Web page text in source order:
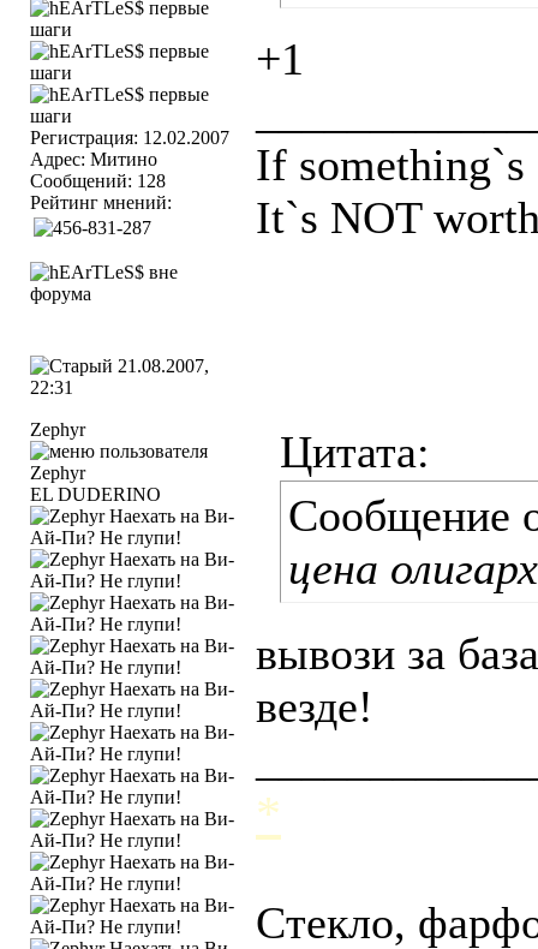
Регистрация: 12.02.2007
Адрес: Митино
Сообщений: 128
Рейтинг мнений:
+1
If
It`s NOT
21.08.2007,
22:31
Zephyr
EL DUDERINO
Цитата:
Сообщение
цена
вывози за
везде!
*
Стекло,